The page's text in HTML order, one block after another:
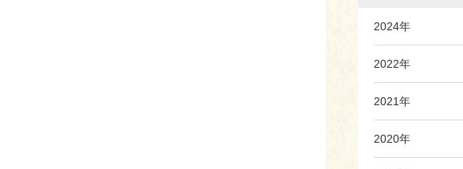
2024年
2022年
2021年
2020年